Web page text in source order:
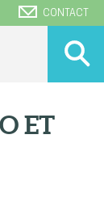
CONTACT
ET